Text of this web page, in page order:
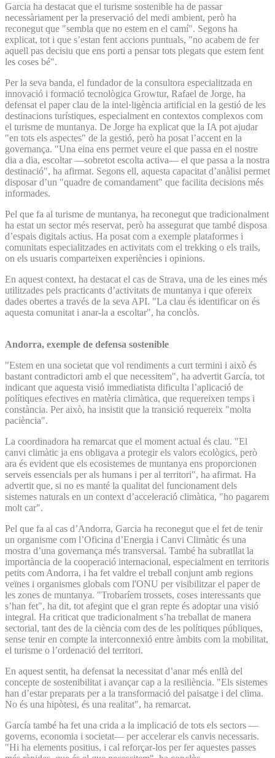
Garcia ha destacat que el turisme sostenible ha de passar
necessàriament per la preservació del medi ambient, però ha
reconegut que "sembla que no estem en el camí". Segons ha
explicat, tot i que s’estan fent accions puntuals, "no acabem de fer
aquell pas decisiu que ens porti a pensar tots plegats que estem fent
les coses bé".
Per la seva banda, el fundador de la consultora especialitzada en
innovació i formació tecnològica Growtur, Rafael de Jorge, ha
defensat el paper clau de la intel·ligència artificial en la gestió de les
destinacions turístiques, especialment en contextos complexos com
el turisme de muntanya. De Jorge ha explicat que la IA pot ajudar
"en tots els aspectes" de la gestió, però ha posat l’accent en la
governança. "Una eina ens permet veure el que passa en el nostre
dia a dia, escoltar —sobretot escolta activa— el que passa a la nostra
destinació", ha afirmat. Segons ell, aquesta capacitat d’anàlisi permet
disposar d’un "quadre de comandament" que facilita decisions més
informades.
Pel que fa al turisme de muntanya, ha reconegut que tradicionalment
ha estat un sector més reservat, però ha assegurat que també disposa
d’espais digitals actius. Ha posat com a exemple plataformes i
comunitats especialitzades en activitats com el trekking o els trails,
on els usuaris comparteixen experiències i opinions.
En aquest context, ha destacat el cas de Strava, una de les eines més
utilitzades pels practicants d’activitats de muntanya i que ofereix
dades obertes a través de la seva API. "La clau és identificar on és
aquesta comunitat i anar-la a escoltar", ha conclòs.
Andorra, exemple de defensa sostenible
"Estem en una societat que vol rendiments a curt termini i això és
bastant contradictori amb el que necessitem", ha advertit García, tot
indicant que aquesta visió immediatista dificulta l’aplicació de
polítiques efectives en matèria climàtica, que requereixen temps i
constància. Per això, ha insistit que la transició requereix "molta
paciència".
La coordinadora ha remarcat que el moment actual és clau. "El
canvi climàtic ja ens obligava a protegir els valors ecològics, però
ara és evident que els ecosistemes de muntanya ens proporcionen
serveis essencials per als humans i per al territori", ha afirmat. Ha
advertit que, si no es manté la qualitat del funcionament dels
sistemes naturals en un context d’acceleració climàtica, "ho pagarem
molt car".
Pel que fa al cas d’Andorra, Garcia ha reconegut que el fet de tenir
un organisme com l’Oficina d’Energia i Canvi Climàtic és una
mostra d’una governança més transversal. També ha subratllat la
importància de la cooperació internacional, especialment en territoris
petits com Andorra, i ha fet valdre el treball conjunt amb regions
veïnes i organismes globals com l'ONU per visibilitzar el paper de
les zones de muntanya. "Trobaríem trossets, coses interessants que
s’han fet", ha dit, tot afegint que el gran repte és adoptar una visió
integral. Ha criticat que tradicionalment s’ha treballat de manera
sectorial, tant des de la ciència com des de les polítiques públiques,
sense tenir en compte la interconnexió entre àmbits com la mobilitat,
el turisme o l’ordenació del territori.
En aquest sentit, ha defensat la necessitat d’anar més enllà del
concepte de sostenibilitat i avançar cap a la resiliència. "Els sistemes
han d’estar preparats per a la transformació del paisatge i del clima.
No és una hipòtesi, és una realitat", ha remarcat.
García també ha fet una crida a la implicació de tots els sectors —
governs, economia i societat— per accelerar els canvis necessaris.
"Hi ha elements positius, i cal reforçar-los per fer aquestes passes